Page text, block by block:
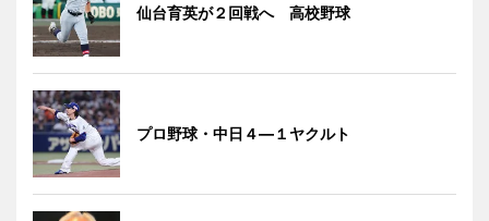
仙台育英が２回戦へ 高校野球
プロ野球・中日４―１ヤクルト